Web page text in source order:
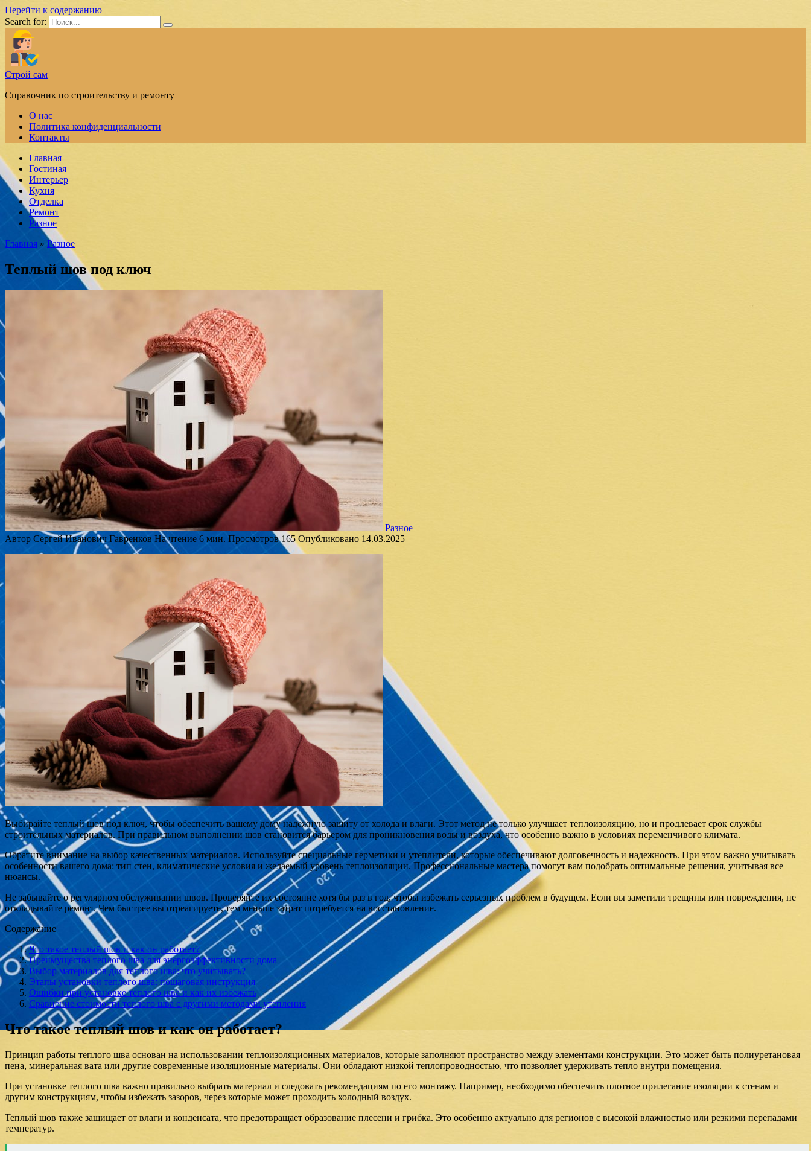
Перейти к содержанию
Search for:
Строй сам
Справочник по строительству и ремонту
О нас
Политика конфиденциальности
Контакты
Главная
Гостиная
Интерьер
Кухня
Отделка
Ремонт
Разное
Главная » Разное
Теплый шов под ключ
Разное
Автор Сергей Иванович Гавренков На чтение 6 мин. Просмотров 165 Опубликовано 14.03.2025
Выбирайте теплый шов под ключ, чтобы обеспечить вашему дому надежную защиту от холода и влаги. Этот метод не только улучшает теплоизоляцию, но и продлевает срок службы
строительных материалов. При правильном выполнении шов становится барьером для проникновения воды и воздуха, что особенно важно в условиях переменчивого климата.
Обратите внимание на выбор качественных материалов. Используйте специальные герметики и утеплители, которые обеспечивают долговечность и надежность. При этом важно учитывать
особенности вашего дома: тип стен, климатические условия и желаемый уровень теплоизоляции. Профессиональные мастера помогут вам подобрать оптимальные решения, учитывая все
нюансы.
Не забывайте о регулярном обслуживании швов. Проверяйте их состояние хотя бы раз в год, чтобы избежать серьезных проблем в будущем. Если вы заметили трещины или повреждения, не
откладывайте ремонт. Чем быстрее вы отреагируете, тем меньше затрат потребуется на восстановление.
Содержание
Что такое теплый шов и как он работает?
Преимущества теплого шва для энергоэффективности дома
Выбор материалов для теплого шва: что учитывать?
Этапы установки теплого шва: пошаговая инструкция
Ошибки при установке теплого шва и как их избежать
Сравнение стоимости теплого шва с другими методами утепления
Что такое теплый шов и как он работает?
Принцип работы теплого шва основан на использовании теплоизоляционных материалов, которые заполняют пространство между элементами конструкции. Это может быть полиуретановая
пена, минеральная вата или другие современные изоляционные материалы. Они обладают низкой теплопроводностью, что позволяет удерживать тепло внутри помещения.
При установке теплого шва важно правильно выбрать материал и следовать рекомендациям по его монтажу. Например, необходимо обеспечить плотное прилегание изоляции к стенам и
другим конструкциям, чтобы избежать зазоров, через которые может проходить холодный воздух.
Теплый шов также защищает от влаги и конденсата, что предотвращает образование плесени и грибка. Это особенно актуально для регионов с высокой влажностью или резкими перепадами
температур.